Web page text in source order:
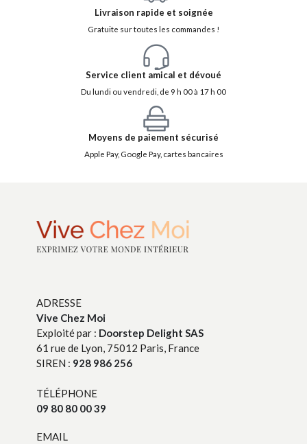
Livraison rapide et soignée
Gratuite sur toutes les commandes !
Service client amical et dévoué
Du lundi ou vendredi, de 9 h 00 à 17 h 00
Moyens de paiement sécurisé
Apple Pay, Google Pay, cartes bancaires
ADRESSE
Vive Chez Moi
Exploité par : Doorstep Delight SAS
61 rue de Lyon, 75012 Paris, France
SIREN : 928 986 256
TÉLÉPHONE
09 80 80 00 39
EMAIL